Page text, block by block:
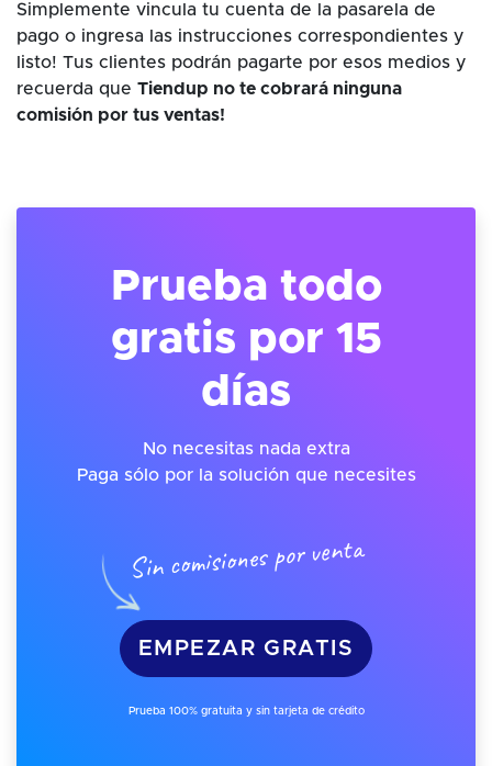
Simplemente vincula tu cuenta de la pasarela de
pago o ingresa las instrucciones correspondientes y
listo! Tus clientes podrán pagarte por esos medios y
recuerda que Tiendup no te cobrará ninguna
comisión por tus ventas!
Prueba todo
gratis por 15
días
No necesitas nada extra
Paga sólo por la solución que necesites
Sin comisiones por venta
EMPEZAR GRATIS
Prueba 100% gratuita y sin tarjeta de crédito